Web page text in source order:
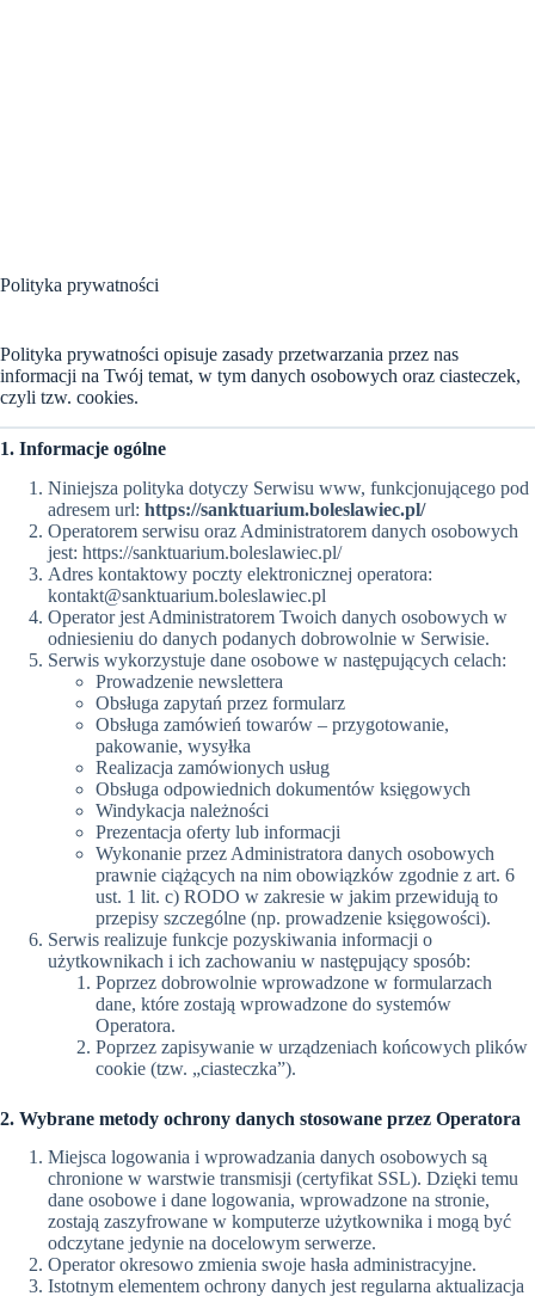
Polityka prywatności
Polityka prywatności opisuje zasady przetwarzania przez nas
informacji na Twój temat, w tym danych osobowych oraz ciasteczek,
czyli tzw. cookies.
1. Informacje ogólne
Niniejsza polityka dotyczy Serwisu www, funkcjonującego pod
adresem url: https://sanktuarium.boleslawiec.pl/
Operatorem serwisu oraz Administratorem danych osobowych
jest: https://sanktuarium.boleslawiec.pl/
Adres kontaktowy poczty elektronicznej operatora:
kontakt@sanktuarium.boleslawiec.pl
Operator jest Administratorem Twoich danych osobowych w
odniesieniu do danych podanych dobrowolnie w Serwisie.
Serwis wykorzystuje dane osobowe w następujących celach:
Prowadzenie newslettera
Obsługa zapytań przez formularz
Obsługa zamówień towarów – przygotowanie,
pakowanie, wysyłka
Realizacja zamówionych usług
Obsługa odpowiednich dokumentów księgowych
Windykacja należności
Prezentacja oferty lub informacji
Wykonanie przez Administratora danych osobowych
prawnie ciążących na nim obowiązków zgodnie z art. 6
ust. 1 lit. c) RODO w zakresie w jakim przewidują to
przepisy szczególne (np. prowadzenie księgowości).
Serwis realizuje funkcje pozyskiwania informacji o
użytkownikach i ich zachowaniu w następujący sposób:
Poprzez dobrowolnie wprowadzone w formularzach
dane, które zostają wprowadzone do systemów
Operatora.
Poprzez zapisywanie w urządzeniach końcowych plików
cookie (tzw. „ciasteczka”).
2. Wybrane metody ochrony danych stosowane przez Operatora
Miejsca logowania i wprowadzania danych osobowych są
chronione w warstwie transmisji (certyfikat SSL). Dzięki temu
dane osobowe i dane logowania, wprowadzone na stronie,
zostają zaszyfrowane w komputerze użytkownika i mogą być
odczytane jedynie na docelowym serwerze.
Operator okresowo zmienia swoje hasła administracyjne.
Istotnym elementem ochrony danych jest regularna aktualizacja